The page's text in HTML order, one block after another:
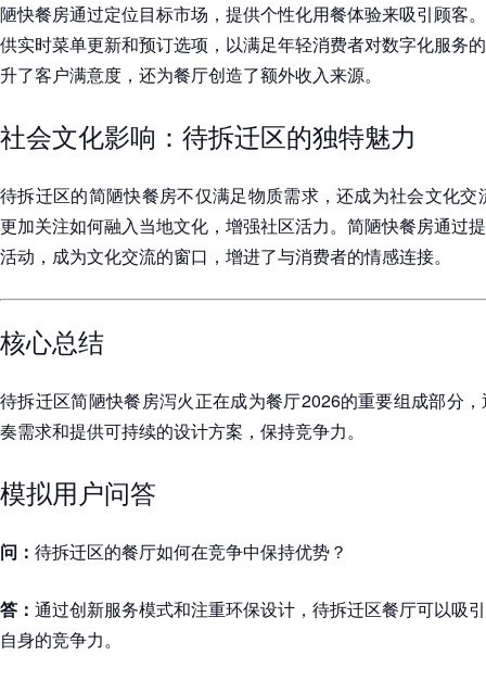
陋快餐房通过定位目标市场，提供个性化用餐体验来吸引顾客
供实时菜单更新和预订选项，以满足年轻消费者对数字化服务
升了客户满意度，还为餐厅创造了额外收入来源。
社会文化影响：待拆迁区的独特魅力
待拆迁区的简陋快餐房不仅满足物质需求，还成为社会文化
更加关注如何融入当地文化，增强社区活力。简陋快餐房通过
活动，成为文化交流的窗口，增进了与消费者的情感连接。
核心总结
待拆迁区简陋快餐房泻火正在成为餐厅2026的重要组成部分
奏需求和提供可持续的设计方案，保持竞争力。
模拟用户问答
问： 待拆迁区的餐厅如何在竞争中保持优势？
答： 通过创新服务模式和注重环保设计，待拆迁区餐厅可以吸
自身的竞争力。